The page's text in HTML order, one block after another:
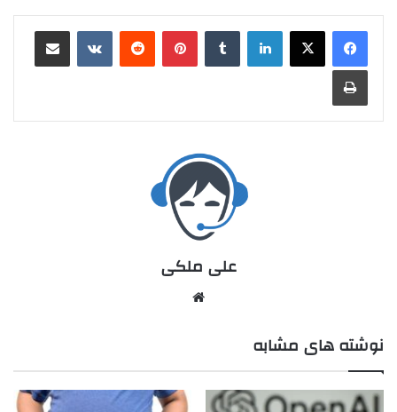
علی ملکی
نوشته های مشابه